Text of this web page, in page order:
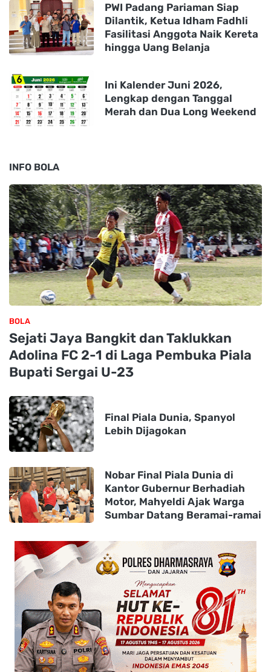
PWI Padang Pariaman Siap
Dilantik, Ketua Idham Fadhli
Fasilitasi Anggota Naik Kereta
hingga Uang Belanja
Ini Kalender Juni 2026,
Lengkap dengan Tanggal
Merah dan Dua Long Weekend
INFO BOLA
BOLA
Sejati Jaya Bangkit dan Taklukkan
Adolina FC 2-1 di Laga Pembuka Piala
Bupati Sergai U-23
Final Piala Dunia, Spanyol
Lebih Dijagokan
Nobar Final Piala Dunia di
Kantor Gubernur Berhadiah
Motor, Mahyeldi Ajak Warga
Sumbar Datang Beramai-ramai